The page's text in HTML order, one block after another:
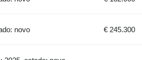
novo € 245.300